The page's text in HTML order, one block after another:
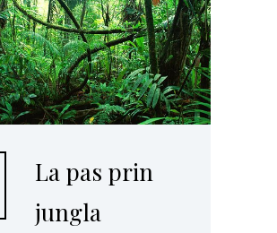
La pas prin
jungla